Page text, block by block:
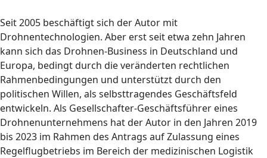
Seit 2005 beschäftigt sich der Autor mit
Drohnentechnologien. Aber erst seit etwa zehn Jahren
kann sich das Drohnen-Business in Deutschland und
Europa, bedingt durch die veränderten rechtlichen
Rahmenbedingungen und unterstützt durch den
politischen Willen, als selbsttragendes Geschäftsfeld
entwickeln. Als Gesellschafter-Geschäftsführer eines
Drohnenunternehmens hat der Autor in den Jahren 2019
bis 2023 im Rahmen des Antrags auf Zulassung eines
Regelflugbetriebs im Bereich der medizinischen Logistik